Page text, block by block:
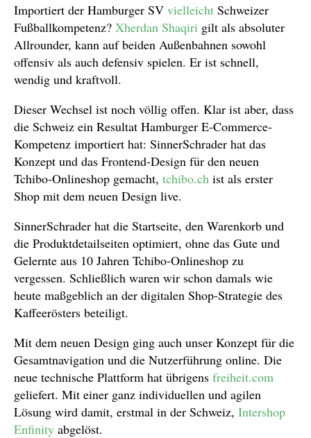
Importiert der Hamburger SV vielleicht Schweizer
Fußballkompetenz? Xherdan Shaqiri gilt als absoluter
Allrounder, kann auf beiden Außenbahnen sowohl
offensiv als auch defensiv spielen. Er ist schnell,
wendig und kraftvoll.
Dieser Wechsel ist noch völlig offen. Klar ist aber, dass
die Schweiz ein Resultat Hamburger E-Commerce-
Kompetenz importiert hat: SinnerSchrader hat das
Konzept und das Frontend-Design für den neuen
Tchibo-Onlineshop gemacht, tchibo.ch ist als erster
Shop mit dem neuen Design live.
SinnerSchrader hat die Startseite, den Warenkorb und
die Produktdetailseiten optimiert, ohne das Gute und
Gelernte aus 10 Jahren Tchibo-Onlineshop zu
vergessen. Schließlich waren wir schon damals wie
heute maßgeblich an der digitalen Shop-Strategie des
Kaffeerösters beteiligt.
Mit dem neuen Design ging auch unser Konzept für die
Gesamtnavigation und die Nutzerführung online. Die
neue technische Plattform hat übrigens freiheit.com
geliefert. Mit einer ganz individuellen und agilen
Lösung wird damit, erstmal in der Schweiz, Intershop
Enfinity abgelöst.